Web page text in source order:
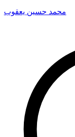
محمد حسين يعقوب